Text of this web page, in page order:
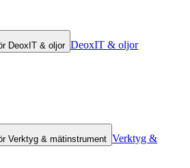
DeoxIT & oljor DeoxIT & oljor
Verktyg & mätinstrument Verktyg &